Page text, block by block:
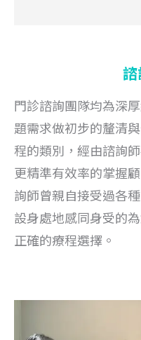
門診諮詢團隊均為深
題需求做初步的釐清
程的類別，經由諮詢
更精準有效率的掌握
詢師曾親自接受過各
設身處地感同身受的
正確的療程選擇。